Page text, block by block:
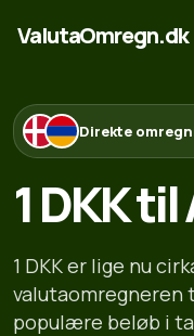
ValutaOmregn.dk
Direkte
1 DKK
1 DKK er lige nu
populære beløb i